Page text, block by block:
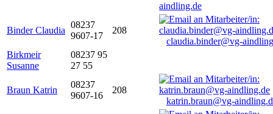
aindling.de
Binder Claudia
08237
9607-17
208
claudia.binder@vg-
Birkmeir
Susanne
08237 95
27 55
Braun Katrin
08237
9607-16
208
katrin.braun@vg-